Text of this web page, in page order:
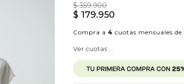
$ 359.900
$ 179.950
Compra a4 cuotas mensuales de
Ver cuotas ...